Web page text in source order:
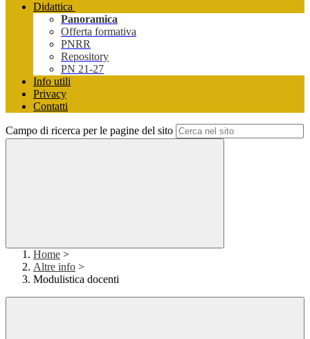
Didattica
Panoramica
Offerta formativa
PNRR
Repository
PN 21-27
Info utili
Privacy
Contatti
Campo di ricerca per le pagine del sito
Home >
Altre info >
Modulistica docenti